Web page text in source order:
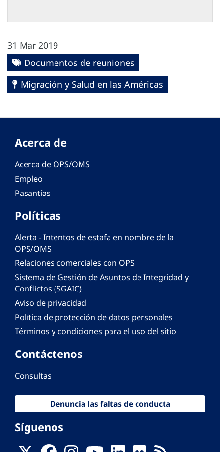
31 Mar 2019
Documentos de reuniones
Migración y Salud en las Américas
Acerca de
Acerca de OPS/OMS
Empleo
Pasantías
Políticas
Alerta - Intentos de estafa en nombre de la
OPS/OMS
Relaciones comerciales con OPS
Sistema de Gestión de Asuntos de Integridad y
Conflictos (SGAIC)
Aviso de privacidad
Política de protección de datos personales
Términos y condiciones para el uso del sitio
Contáctenos
Consultas
Denuncia las faltas de conducta
Síguenos